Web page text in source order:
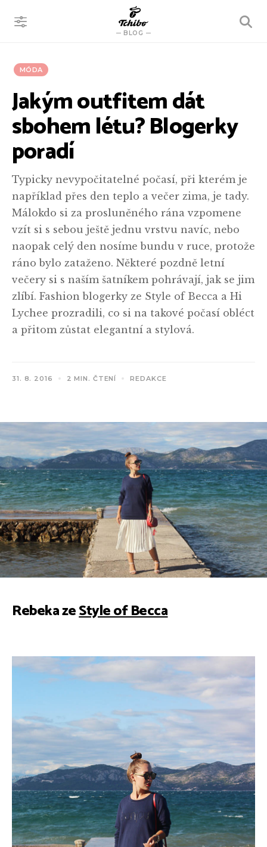
BLOG
VYHLEDÁVÁNÍ
MÓDA
Jakým outfitem dát
sbohem létu? Blogerky
poradí
Typicky nevypočitatelné počasí, při kterém je
například přes den teplo a večer zima, je tady.
Málokdo si za prosluněného rána vzpomene
vzít si s sebou ještě jednu vrstvu navíc, nebo
naopak celý den nosíme bundu v ruce, protože
ráno bylo zataženo. Některé pozdně letní
večery si s naším šatníkem pohrávají, jak se jim
zlíbí. Fashion blogerky ze Style of Becca a Hi
Lychee prozradili, co si na takové počasí obléct
a přitom zůstat elegantní a stylová.
31. 8. 2016 2 MIN. ČTENÍ REDAKCE
Rebeka zeStyle of Becca